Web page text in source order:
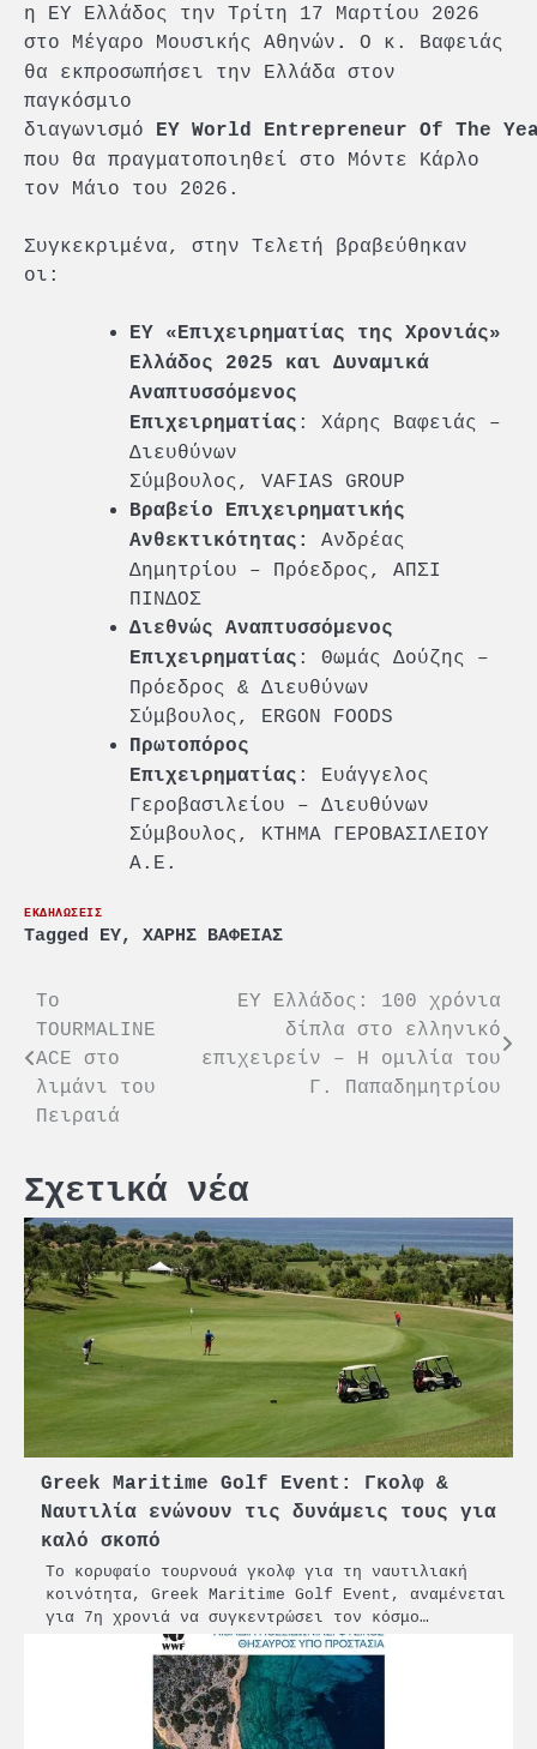
η EY Ελλάδος την Τρίτη 17 Μαρτίου 2026
στο Μέγαρο Μουσικής Αθηνών .
Ο κ. Βαφειάς
θα εκπροσωπήσει την Ελλάδα στον
παγκόσμιο
διαγωνισμό EY World Entrepreneur Of The
που θα πραγματοποιηθεί στο Μόντε Κάρλο
τον Μάιο του 2026.
Συγκεκριμένα, στην Τελετή βραβεύθηκαν
οι:
EY «Επιχειρηματίας της Χρονιάς»
Ελλάδος 2025 και Δυναμικά
Αναπτυσσόμενος
Επιχειρηματίας : Χάρης Βαφειάς –
Διευθύνων
Σύμβουλος, VAFIAS GROUP
Βραβείο Επιχειρηματικής
Ανθεκτικότητας:
Ανδρέας
Δημητρίου – Πρόεδρος, ΑΠΣΙ
ΠΙΝΔΟΣ
Διεθνώς Αναπτυσσόμενος
Επιχειρηματίας : Θωμάς Δούζης –
Πρόεδρος & Διευθύνων
Σύμβουλος, ERGON FOODS
Πρωτοπόρος
Επιχειρηματίας : Ευάγγελος
Γεροβασιλείου – Διευθύνων
Σύμβουλος, ΚΤΗΜΑ ΓΕΡΟΒΑΣΙΛΕΙΟΥ
Α.Ε.
ΕΚΔΗΛΩΣΕΙΣ
Tagged EY, ΧΑΡΗΣ ΒΑΦΕΙΑΣ
Πλοήγηση
άρθρων
To
TOURMALINE
ACE στο
λιμάνι του
Πειραιά
EY Ελλάδος: 100 χρόνια
δίπλα στο ελληνικό
επιχειρείν – Η ομιλία του
Γ. Παπαδημητρίου
Σχετικά νέα
Greek Maritime Golf Event: Γκολφ &
Ναυτιλία ενώνουν τις δυνάμεις τους για
καλό σκοπό
Το κορυφαίο τουρνουά γκολφ για τη ναυτιλιακή
κοινότητα, Greek Maritime Golf Event, αναμένεται
για 7η χρονιά να συγκεντρώσει τον κόσμο…